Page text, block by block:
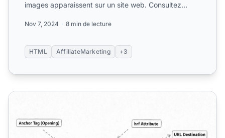
images apparaissent sur un site web. Consultez
Nov 7, 2024 8 min de lecture
HTML AffiliateMarketing +3
Comment puis-je créer un hyperlien ? Guide HTML